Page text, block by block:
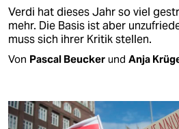
Verdi hat dieses Jahr so viel
mehr. Die Basis ist aber
muss sich ihrer Kritik stellen.
Von Pascal Beucker und Anja